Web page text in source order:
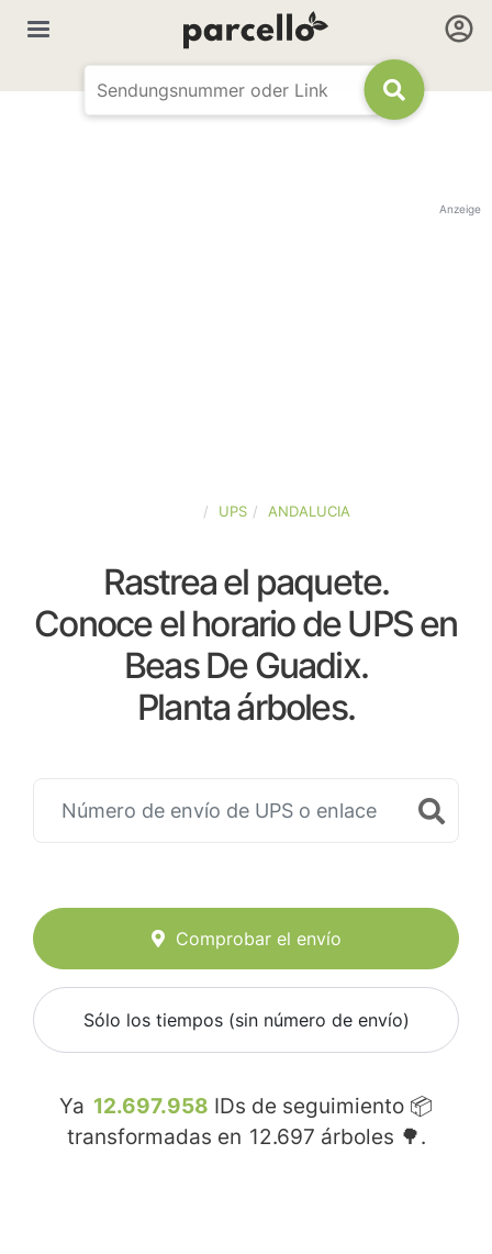
Anzeige
UPS ANDALUCIA
Rastrea el paquete.
Conoce el horario de UPS en
Beas De Guadix.
Planta árboles.
Comprobar el envío
Sólo los tiempos (sin número de envío)
Ya 12.697.958 IDs de seguimiento 📦
transformadas en 12.697 árboles 🌳.